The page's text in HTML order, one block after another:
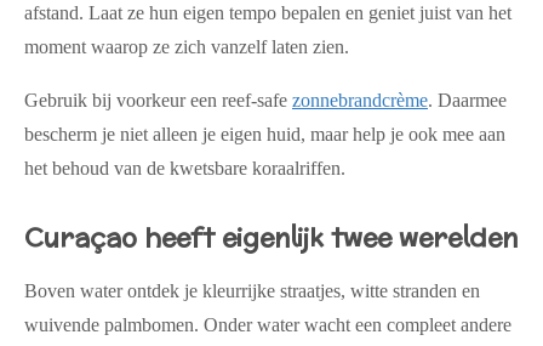
afstand. Laat ze hun eigen tempo bepalen en geniet juist van het
moment waarop ze zich vanzelf laten zien.
Gebruik bij voorkeur een reef-safe zonnebrandcrème. Daarmee
bescherm je niet alleen je eigen huid, maar help je ook mee aan
het behoud van de kwetsbare koraalriffen.
Curaçao heeft eigenlijk twee werelden
Boven water ontdek je kleurrijke straatjes, witte stranden en
wuivende palmbomen. Onder water wacht een compleet andere